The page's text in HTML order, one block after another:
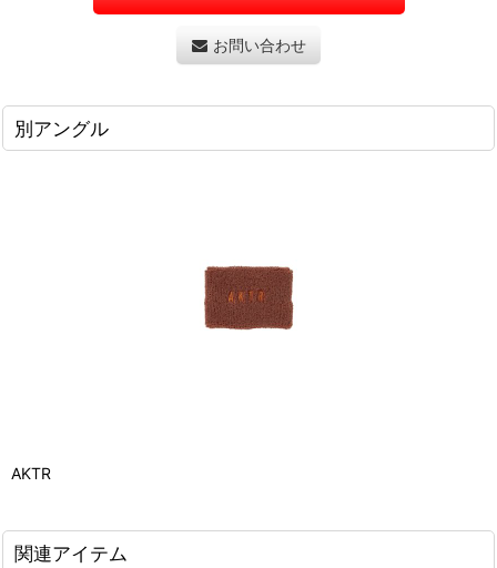
お問い合わせ
別アングル
AKTR
関連アイテム